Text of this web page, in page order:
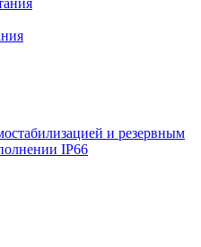
и резервным
IP66